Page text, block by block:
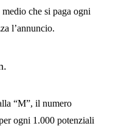
che si paga ogni
l’annuncio.
“M”, il numero
ogni 1.000 potenziali